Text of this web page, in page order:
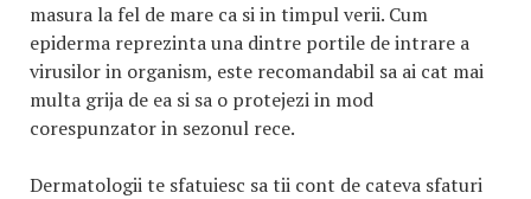
masura la fel de mare ca si in timpul verii. Cum
epiderma reprezinta una dintre portile de intrare a
virusilor in organism, este recomandabil sa ai cat mai
multa grija de ea si sa o protejezi in mod
corespunzator in sezonul rece.
Dermatologii te sfatuiesc sa tii cont de cateva sfaturi